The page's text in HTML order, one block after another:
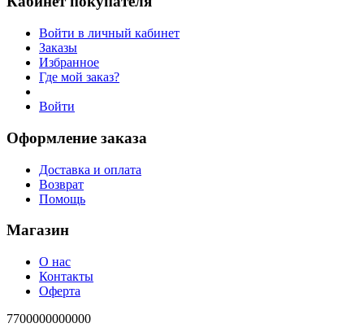
Войти в личный кабинет
Заказы
Избранное
Где мой заказ?
Войти
Оформление заказа
Доставка и оплата
Возврат
Помощь
Магазин
О нас
Контакты
Оферта
7700000000000